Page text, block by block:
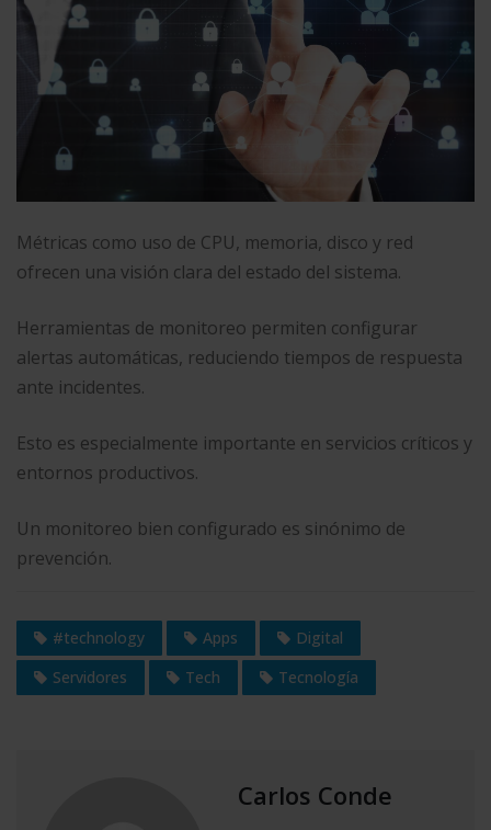
Métricas como uso de CPU, memoria, disco y red
ofrecen una visión clara del estado del sistema.
Herramientas de monitoreo permiten configurar
alertas automáticas, reduciendo tiempos de respuesta
ante incidentes.
Esto es especialmente importante en servicios críticos y
entornos productivos.
Un monitoreo bien configurado es sinónimo de
prevención.
#technology Apps
Digital
Servidores
Tech Tecnología
Carlos Conde